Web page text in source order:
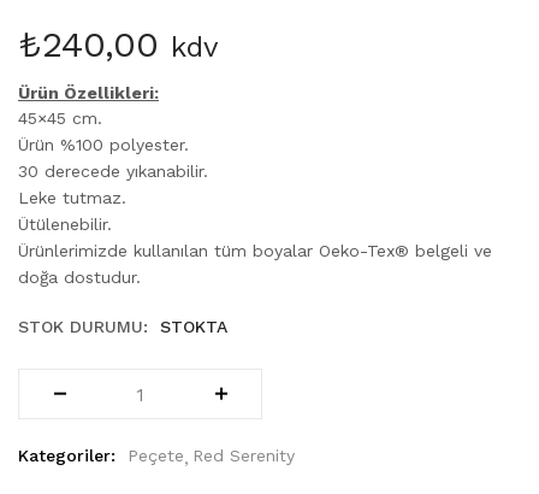
₺240,00 kdv
Ürün Özellikleri:
45×45 cm.
Ürün %100 polyester.
30 derecede yıkanabilir.
Leke tutmaz.
Ütülenebilir.
Ürünlerimizde kullanılan tüm boyalar Oeko-Tex® belgeli ve
doğa dostudur.
STOK DURUMU: STOKTA
Kategoriler: Peçete Red Serenity